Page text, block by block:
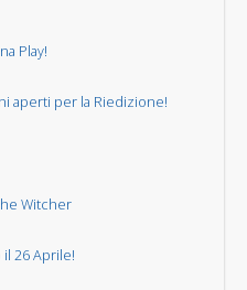
Play!
aperti per la Riedizione!
Witcher
26 Aprile!